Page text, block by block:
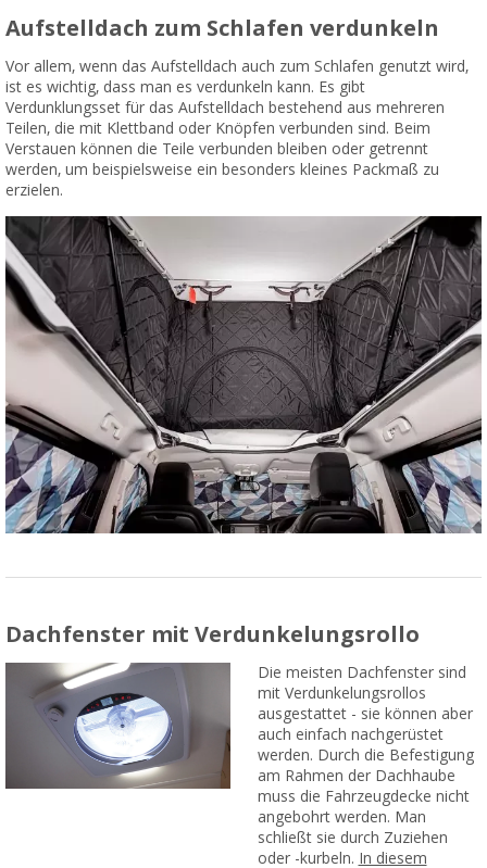
Aufstelldach zum Schlafen verdunkeln
Vor allem, wenn das Aufstelldach auch zum Schlafen genutzt wird,
ist es wichtig, dass man es verdunkeln kann. Es gibt
Verdunklungsset für das Aufstelldach bestehend aus mehreren
Teilen, die mit Klettband oder Knöpfen verbunden sind. Beim
Verstauen können die Teile verbunden bleiben oder getrennt
werden, um beispielsweise ein besonders kleines Packmaß zu
erzielen.
Dachfenster mit Verdunkelungsrollo
Die meisten Dachfenster sind
mit Verdunkelungsrollos
ausgestattet - sie können aber
auch einfach nachgerüstet
werden. Durch die Befestigung
am Rahmen der Dachhaube
muss die Fahrzeugdecke nicht
angebohrt werden. Man
schließt sie durch Zuziehen
oder -kurbeln. In diesem